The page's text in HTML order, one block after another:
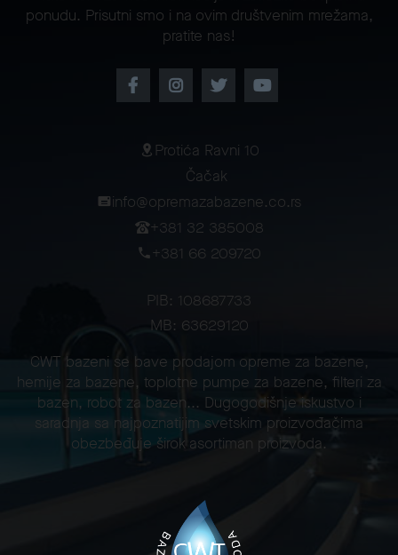
ponudu. Prisutni smo i na ovim društvenim mrežama,
pratite nas!
Protića Ravni 10
Čačak
info@opremazabazene.co.rs
+381 32 385008
+381 66 209720
PIB: 108687733
MB: 63629120
CWT bazeni se bave prodajom opreme za bazene,
hemije za bazene, toplotne pumpe za bazene, filteri za
bazen, robot za bazen... Dugogodišnje iskustvo i
saradnja sa najpoznatijim svetskim proizvođačima
obezbeđuje širok asortiman proizvoda.